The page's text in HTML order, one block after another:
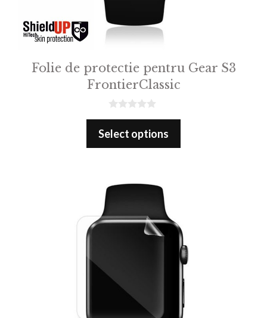
Folie de protectie pentru Gear S3
FrontierClassic
0
u
Select options